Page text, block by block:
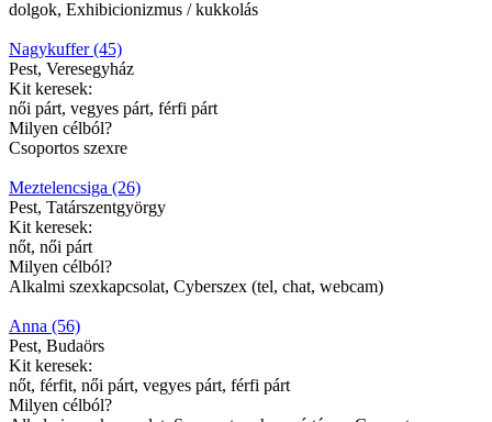
dolgok, Exhibicionizmus / kukkolás
Nagykuffer (45)
Pest, Veresegyház
Kit keresek:
női párt, vegyes párt, férfi párt
Milyen célból?
Csoportos szexre
Meztelencsiga (26)
Pest, Tatárszentgyörgy
Kit keresek:
nőt, női párt
Milyen célból?
Alkalmi szexkapcsolat, Cyberszex (tel, chat, webcam)
Anna (56)
Pest, Budaörs
Kit keresek:
nőt, férfit, női párt, vegyes párt, férfi párt
Milyen célból?